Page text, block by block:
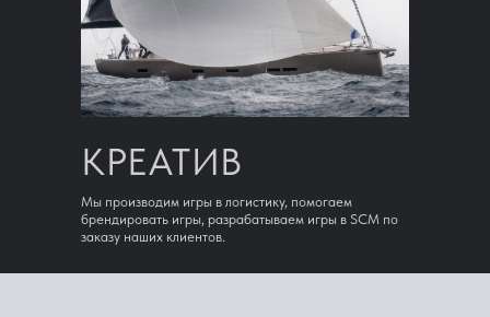
Мы производим игры в логистику, помогаем
брендировать игры, разрабатываем игры в SCM по
заказу наших клиентов.
КРЕАТИВ